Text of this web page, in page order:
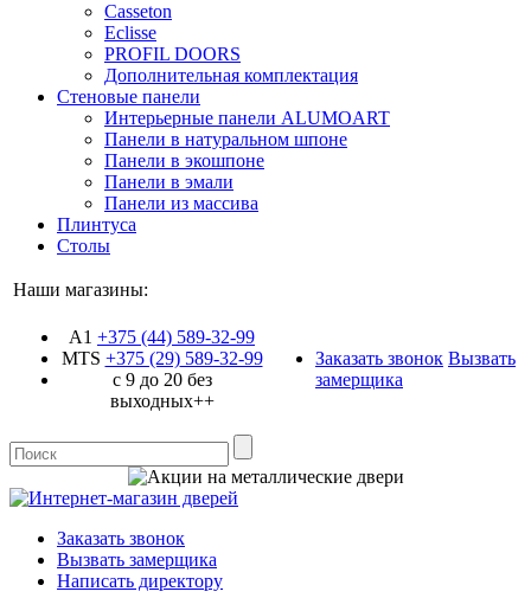
Casseton
Eclisse
PROFIL DOORS
Дополнительная комплектация
Стеновые панели
Интерьерные панели ALUMOART
Панели в натуральном шпоне
Панели в экошпоне
Панели в эмали
Панели из массива
Плинтуса
Столы
Наши магазины:
A1 +375 (44) 589-32-99
MTS +375 (29)589-32-99
с 9 до 20 без
выходных++
Заказать звонок Вызвать
замерщика
Заказать звонок
Вызвать замерщика
Написать директору